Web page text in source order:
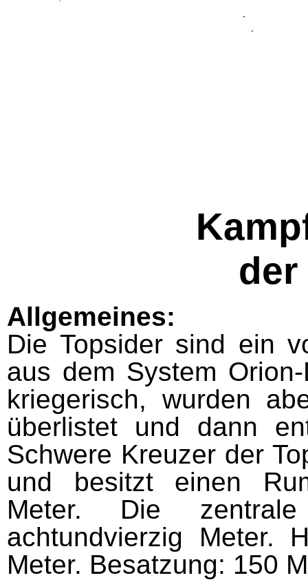
der
Allgemeines:
Die Topsider sind ein
aus dem System
kriegerisch, wurden
überlistet und dann
Schwere Kreuzer der
und besitzt einen
Meter. Die zentrale
achtundvierzig Meter.
Meter. Besatzung: 150